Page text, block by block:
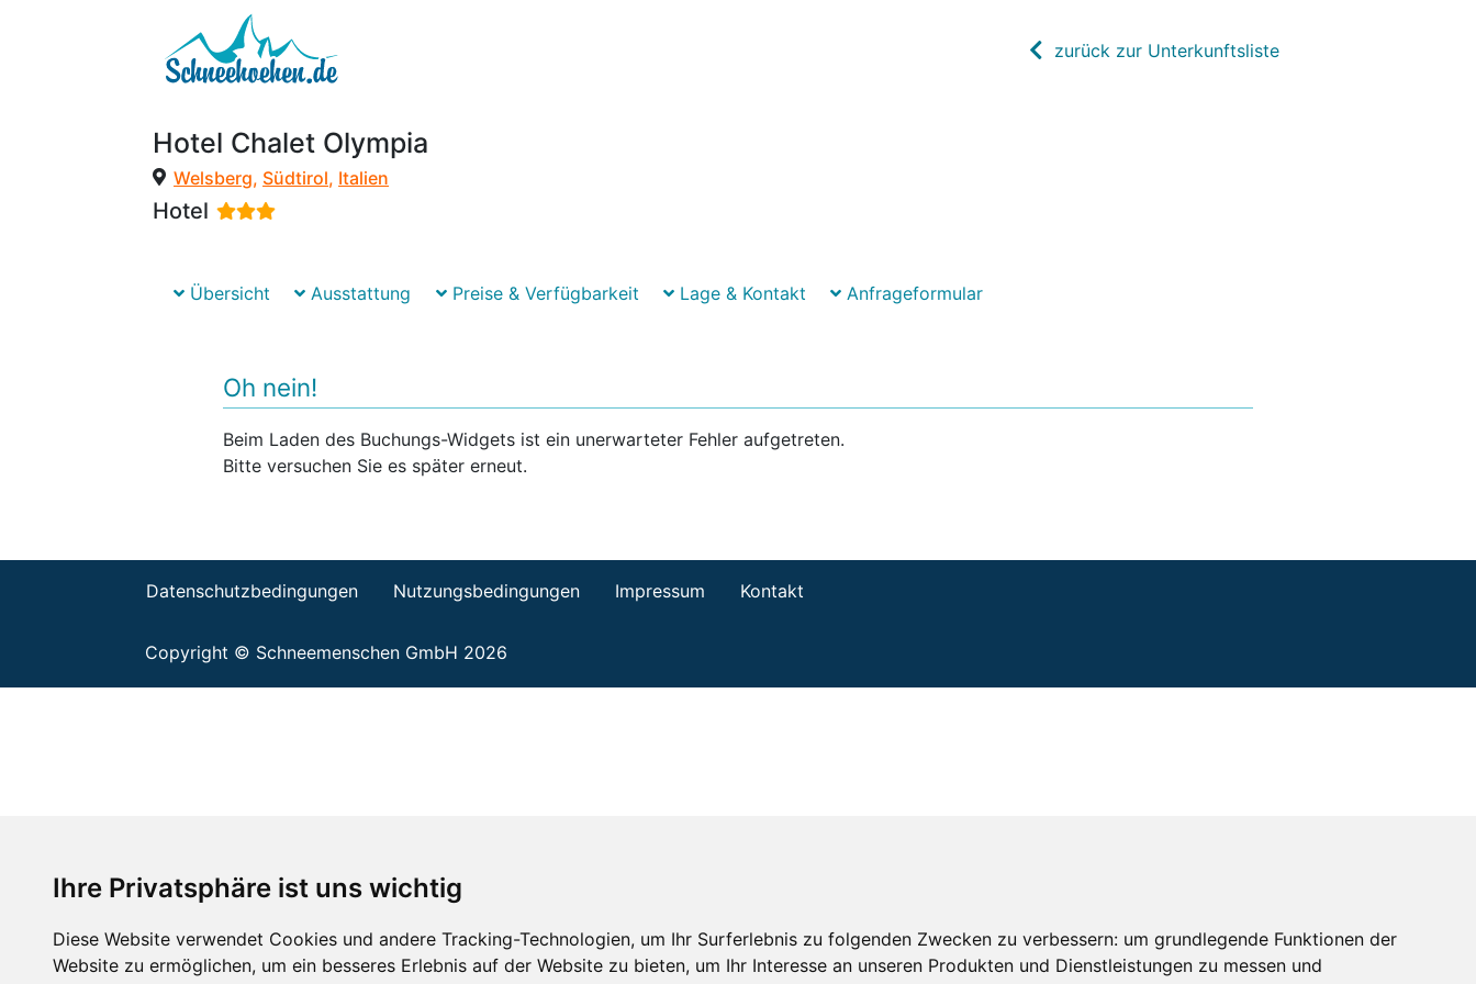
Ihre Privatsphäre ist uns wichtig
Diese Website verwendet Cookies und andere Tracking-Technologien, um Ihr Surferlebnis zu folgenden Zwecken zu verbessern: um grundlegende Funktionen der
Website zu ermöglichen, um ein besseres Erlebnis auf der Website zu bieten, um Ihr Interesse an unseren Produkten und Dienstleistungen zu messen und
zurück zur Unterkunftsliste
Hotel Chalet Olympia
Welsberg, Südtirol, Italien
Hotel
Übersicht Ausstattung Preise & Verfügbarkeit Lage & Kontakt Anfrageformular
Oh nein!
Beim Laden des Buchungs-Widgets ist ein unerwarteter Fehler aufgetreten.
Bitte versuchen Sie es später erneut.
Datenschutzbedingungen Nutzungsbedingungen Impressum Kontakt
Copyright © Schneemenschen GmbH 2026